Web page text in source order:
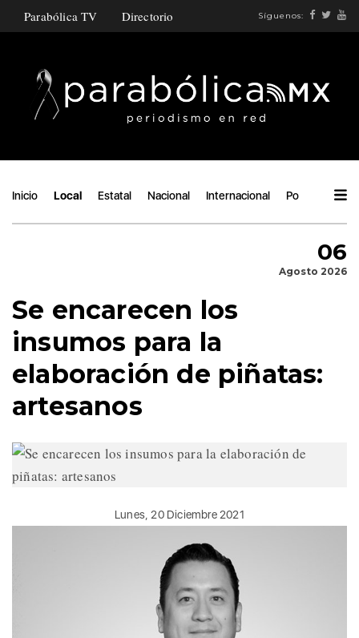
Parabólica TV Directorio Síguenos:
Inicio Local Estatal Nacional Internacional Política
06
Agosto 2026
Se encarecen los
insumos para la
elaboración de piñatas:
artesanos
Lunes, 20 Diciembre 2021